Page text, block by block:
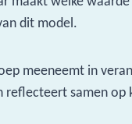
dit model.
meeneemt in
reflecteert samen